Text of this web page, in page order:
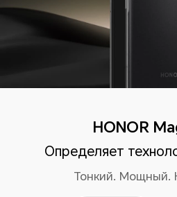
HONOR
Определяет
Тонкий. Мощный.